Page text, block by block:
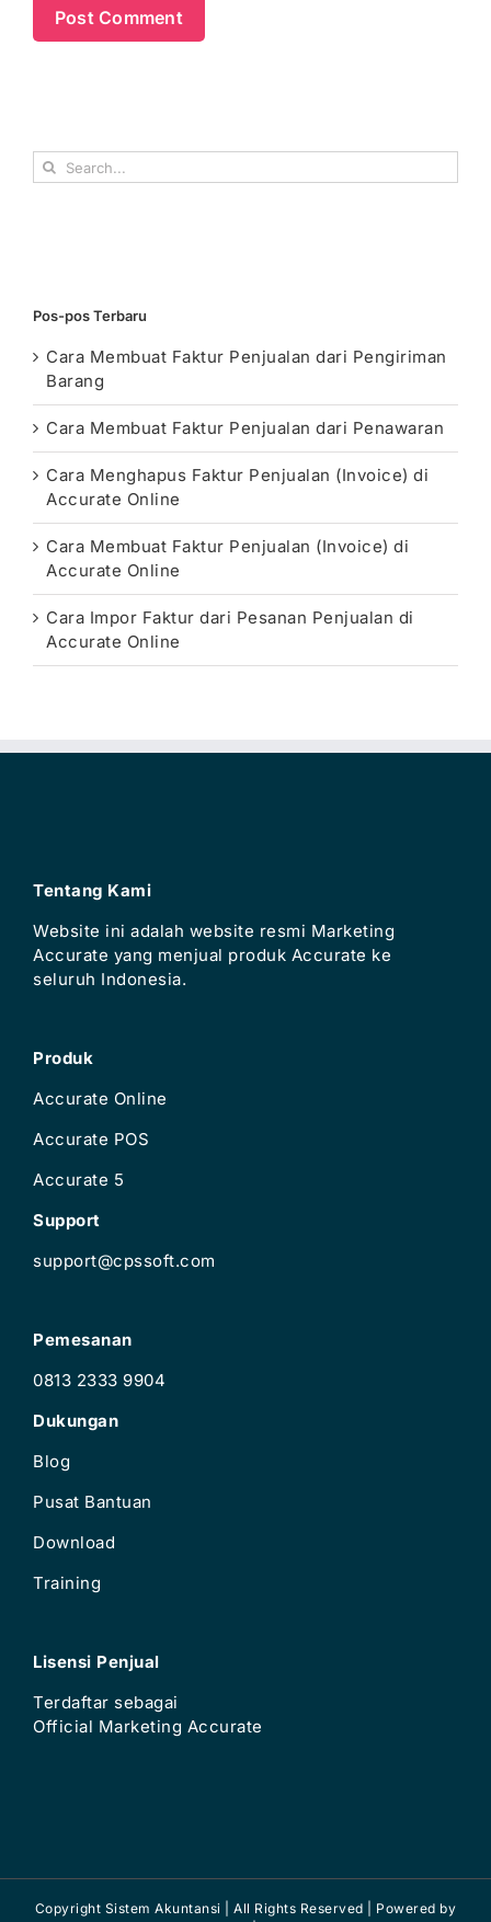
Search
for:
Pos-pos Terbaru
Cara Membuat Faktur Penjualan dari Pengiriman
Barang
Cara Membuat Faktur Penjualan dari Penawaran
Cara Menghapus Faktur Penjualan (Invoice) di
Accurate Online
Cara Membuat Faktur Penjualan (Invoice) di
Accurate Online
Cara Impor Faktur dari Pesanan Penjualan di
Accurate Online
Tentang Kami
Website ini adalah website resmi Marketing
Accurate yang menjual produk Accurate ke
seluruh Indonesia.
Produk
Accurate Online
Accurate POS
Accurate 5
Support
support@cpssoft.com
Pemesanan
0813 2333 9904
Dukungan
Blog
Pusat Bantuan
Download
Training
Lisensi Penjual
Terdaftar sebagai
Official Marketing Accurate
Copyright Sistem Akuntansi | All Rights Reserved | Powered by